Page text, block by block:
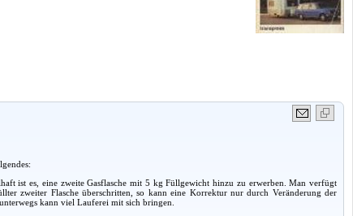
ist es, eine zweite Gasflasche mit 5 kg Füllgewicht hinzu zu erwerben. Man verfügt
zweiter Flasche überschritten, so kann eine Korrektur nur durch Veränderung der
kann viel Lauferei mit sich bringen.